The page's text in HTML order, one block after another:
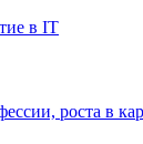
в IT
роста в